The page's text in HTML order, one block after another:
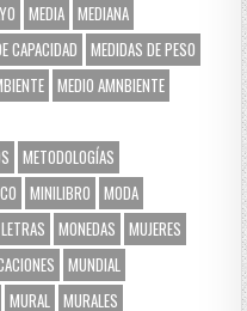
MEDIA MEDIANA
CAPACIDAD
MEDIDAS DE PESO
MEDIO AMNBIENTE
METODOLOGÍAS
MINILIBRO
MODA
MONEDAS
MUJERES
MUNDIAL
MURAL MURALES